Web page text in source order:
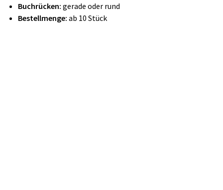
Buchrücken: gerade oder rund
Bestellmenge: ab 10 Stück